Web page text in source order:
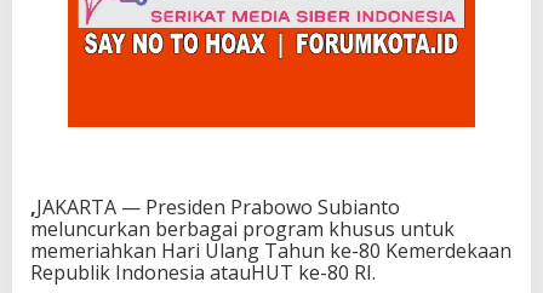
,JAKARTA — Presiden Prabowo Subianto
meluncurkan berbagai program khusus untuk
memeriahkan Hari Ulang Tahun ke-80 Kemerdekaan
Republik Indonesia atauHUT ke-80 RI.